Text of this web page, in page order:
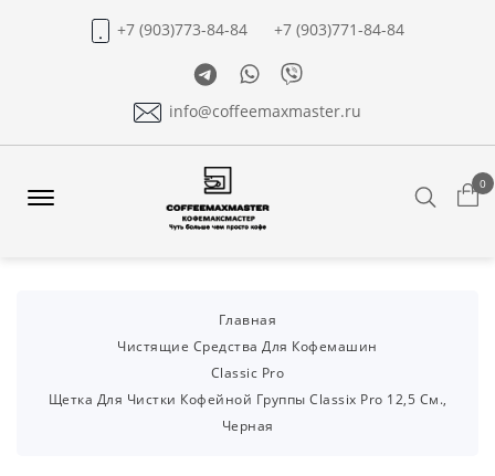
+7 (903)773-84-84
+7 (903)771-84-84
TelegramWhatsapp
Viber
info@coffeemaxmaster.ru
0
Главная
Чистящие Средства Для Кофемашин
Classic Pro
Щетка Для Чистки Кофейной Группы Classix Pro 12,5 См.,
Черная